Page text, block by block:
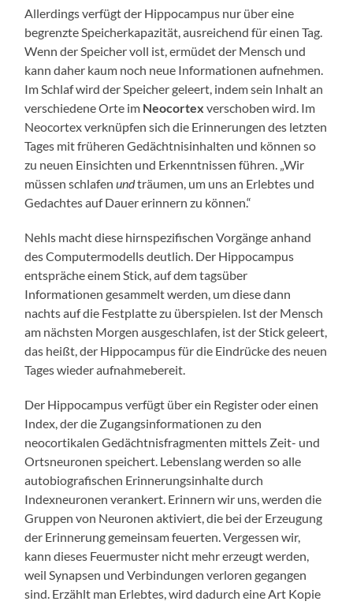
Allerdings verfügt der Hippocampus nur über eine
begrenzte Speicherkapazität, ausreichend für einen Tag.
Wenn der Speicher voll ist, ermüdet der Mensch und
kann daher kaum noch neue Informationen aufnehmen.
Im Schlaf wird der Speicher geleert, indem sein Inhalt an
verschiedene Orte im Neocortex verschoben wird. Im
Neocortex verknüpfen sich die Erinnerungen des letzten
Tages mit früheren Gedächtnisinhalten und können so
zu neuen Einsichten und Erkenntnissen führen. „Wir
müssen schlafenundträumen, um uns an Erlebtes und
Gedachtes auf Dauer erinnern zu können.“
Nehls macht diese hirnspezifischen Vorgänge anhand
des Computermodells deutlich. Der Hippocampus
entspräche einem Stick, auf dem tagsüber
Informationen gesammelt werden, um diese dann
nachts auf die Festplatte zu überspielen. Ist der Mensch
am nächsten Morgen ausgeschlafen, ist der Stick geleert,
das heißt, der Hippocampus für die Eindrücke des neuen
Tages wieder aufnahmebereit.
Der Hippocampus verfügt über ein Register oder einen
Index, der die Zugangsinformationen zu den
neocortikalen Gedächtnisfragmenten mittels Zeit- und
Ortsneuronen speichert. Lebenslang werden so alle
autobiografischen Erinnerungsinhalte durch
Indexneuronen verankert. Erinnern wir uns, werden die
Gruppen von Neuronen aktiviert, die bei der Erzeugung
der Erinnerung gemeinsam feuerten. Vergessen wir,
kann dieses Feuermuster nicht mehr erzeugt werden,
weil Synapsen und Verbindungen verloren gegangen
sind. Erzählt man Erlebtes, wird dadurch eine Art Kopie